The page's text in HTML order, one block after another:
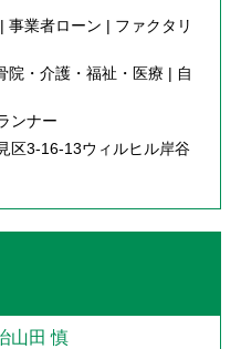
事業者ローン | ファクタリ
院・介護・福祉・医療 | 自
ンナー
区3-16-13ウィルヒル岸谷